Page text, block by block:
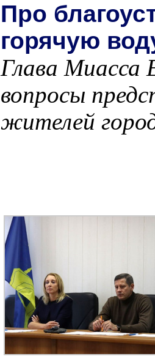
Про
горячую
Глава Миасса
вопросы
жителей